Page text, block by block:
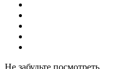
Не забудьте посмотреть